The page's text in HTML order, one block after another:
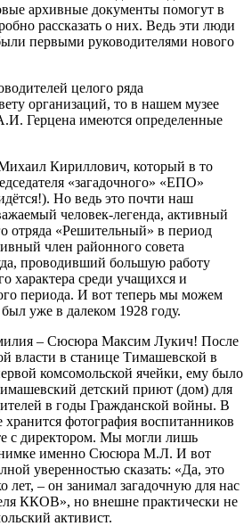
архивные документы помогут в
рассказать о них. Ведь эти люди
первыми руководителями нового
целого ряда
организаций, то в нашем музее
Герцена имеются определенные
Кириллович, который в то
«загадочного» «ЕПО»
Но ведь это почти наш
человек-легенда, активный
отряда «Решительный» в период
член районного совета
проводивший большую работу
характера среди учащихся и
периода. И вот теперь мы можем
уже в далеком 1928 году.
– Сюсюра Максим Лукич! После
власти в станице Тимашевской в
комсомольской ячейки, ему было
детский приют (дом) для
в годы Гражданской войны. В
фотография воспитанников
с директором. Мы могли лишь
именно Сюсюра М.Л. И вот
уверенностью сказать: «Да, это
лет, – он занимал загадочную для нас
ККОВ», но внешне практически не
активист.